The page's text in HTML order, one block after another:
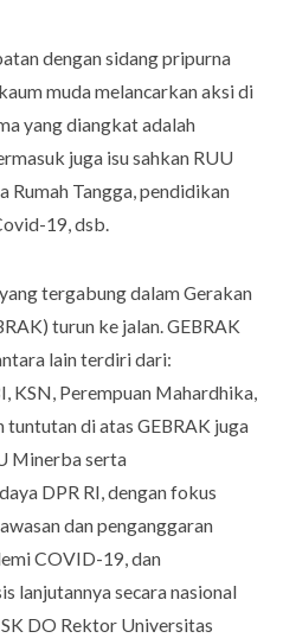
dengan sidang pripurna
muda melancarkan aksi di
yang diangkat adalah
juga isu sahkan RUU
Rumah Tangga, pendidikan
19, dsb.
tergabung dalam Gerakan
turun ke jalan. GEBRAK
lain terdiri dari:
KSN, Perempuan Mahardhika,
tuntutan di atas GEBRAK juga
Minerba serta
DPR RI, dengan fokus
dan penganggaran
COVID-19, dan
lanjutannya secara nasional
DO Rektor Universitas